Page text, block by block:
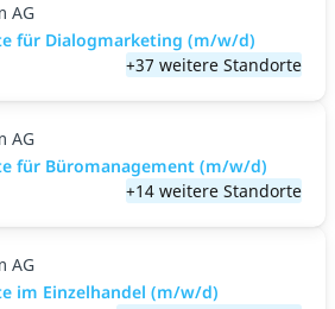
AG
für Dialogmarketing (m/w/d)
+37 weitere Standorte
AG
für Büromanagement (m/w/d)
+14 weitere Standorte
AG
im Einzelhandel (m/w/d)